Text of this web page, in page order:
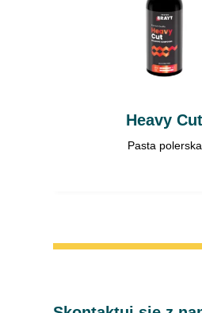
Heavy Cut
Pasta polerska